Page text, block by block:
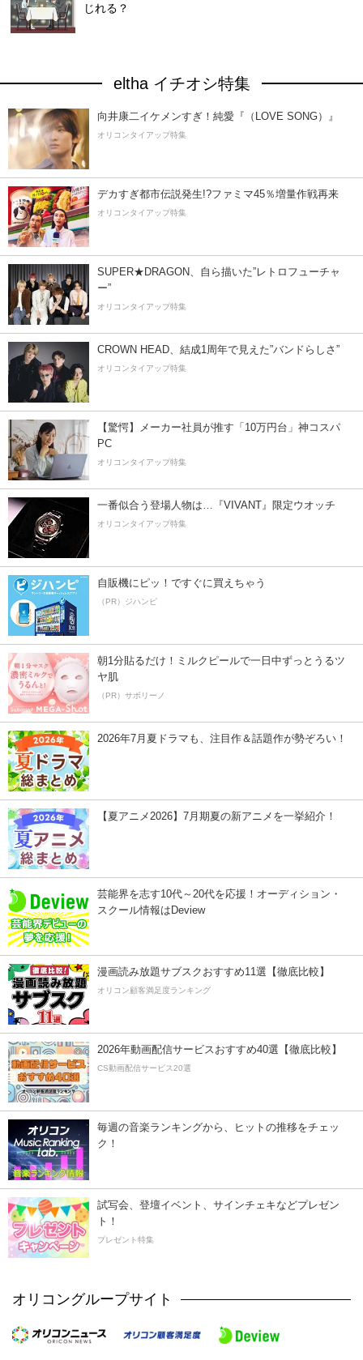
じれる？
eltha イチオシ特集
向井康二イケメンすぎ！純愛『（LOVE SONG）』
オリコンタイアップ特集
デカすぎ都市伝説発生!?ファミマ45％増量作戦再来
オリコンタイアップ特集
SUPER★DRAGON、自ら描いた”レトロフューチャ
ー”
オリコンタイアップ特集
CROWN HEAD、結成1周年で見えた”バンドらしさ”
オリコンタイアップ特集
【驚愕】メーカー社員が推す「10万円台」神コスパ
PC
オリコンタイアップ特集
一番似合う登場人物は…『VIVANT』限定ウオッチ
オリコンタイアップ特集
自販機にピッ！ですぐに買えちゃう
（PR）ジハンピ
朝1分貼るだけ！ミルクピールで一日中ずっとうるツ
ヤ肌
（PR）サボリーノ
2026年7月夏ドラマも、注目作＆話題作が勢ぞろい！
【夏アニメ2026】7月期夏の新アニメを一挙紹介！
芸能界を志す10代～20代を応援！オーディション・
スクール情報はDeview
漫画読み放題サブスクおすすめ11選【徹底比較】
オリコン顧客満足度ランキング
2026年動画配信サービスおすすめ40選【徹底比較】
CS動画配信サービス20選
毎週の音楽ランキングから、ヒットの推移をチェッ
ク！
試写会、登壇イベント、サインチェキなどプレゼン
ト！
プレゼント特集
オリコングループサイト